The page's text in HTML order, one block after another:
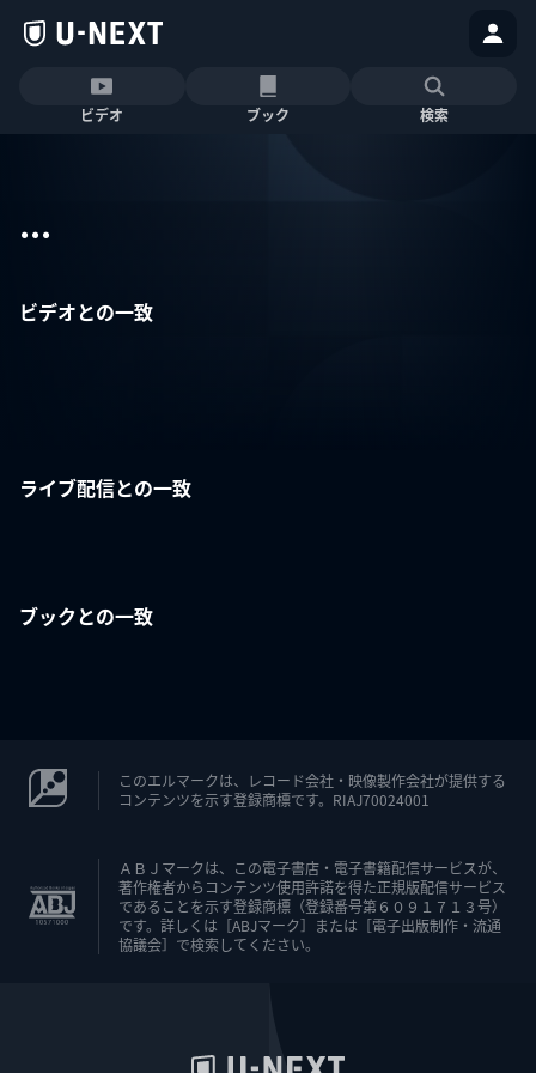
ビデオ ブック 検索
...
ビデオとの一致
ライブ配信との一致
ブックとの一致
このエルマークは、レコード会社・映像製作会社が提供する
コンテンツを示す登録商標です。RIAJ70024001
ＡＢＪマークは、この電子書店・電子書籍配信サービスが、
著作権者からコンテンツ使用許諾を得た正規版配信サービス
であることを示す登録商標（登録番号第６０９１７１３号）
です。詳しくは［ABJマーク］または［電子出版制作・流通
協議会］で検索してください。